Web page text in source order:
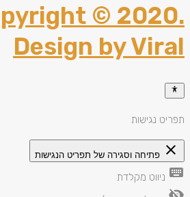
© 2020.
Design by Viral
תפריט נגישות
close פתיחה וסגירה של תפריט הנגישות
keyboard ניווט מקלדת